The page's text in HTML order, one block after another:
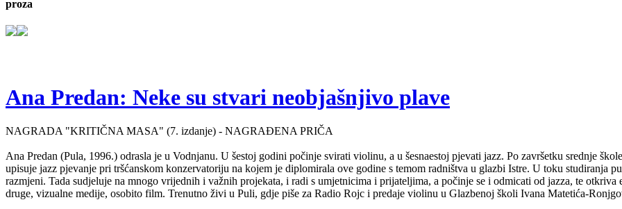
proza
Ana Predan: Neke su stvari neobjašnjivo plave
NAGRADA "KRITIČNA MASA" (7. izdanje) - NAGRAĐENA PRIČA
Ana Predan (Pula, 1996.) odrasla je u Vodnjanu. U šestoj godini počinje svirati violinu, a u šesnaestoj pjevati jazz. Po završetku srednje
upisuje jazz pjevanje pri tršćanskom konzervatoriju na kojem je diplomirala ove godine s temom radništva u glazbi Istre. U toku studiranja
razmjeni. Tada sudjeluje na mnogo vrijednih i važnih projekata, i radi s umjetnicima i prijateljima, a počinje se i odmicati od jazza, te
druge, vizualne medije, osobito film. Trenutno živi u Puli, gdje piše za Radio Rojc i predaje violinu u Glazbenoj školi Ivana Matetića-